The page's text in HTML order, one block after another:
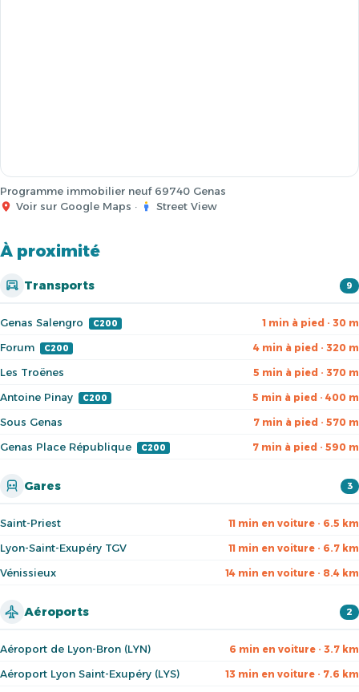
Programme immobilier neuf 69740 Genas
Voir sur Google Maps · Street View
À proximité
Transports 9
Genas Salengro C200 1 min à pied · 30 m
Forum C200 4 min à pied · 320 m
Les Troënes 5 min à pied · 370 m
Antoine Pinay C200 5 min à pied · 400 m
Sous Genas 7 min à pied · 570 m
Genas Place République C200 7 min à pied · 590 m
Gares 3
Saint-Priest 11 min en voiture · 6.5 km
Lyon-Saint-Exupéry TGV 11 min en voiture · 6.7 km
Vénissieux 14 min en voiture · 8.4 km
Aéroports 2
Aéroport de Lyon-Bron (LYN) 6 min en voiture · 3.7 km
Aéroport Lyon Saint-Exupéry (LYS) 13 min en voiture · 7.6 km